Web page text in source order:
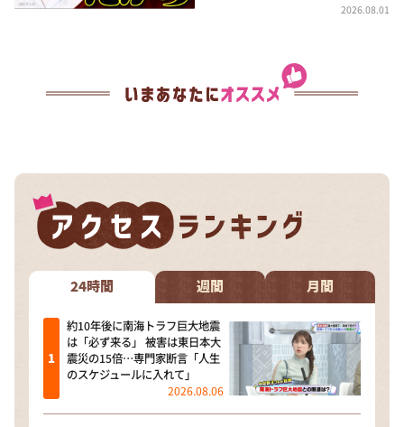
2026.08.01
24時間 週間 月間
約10年後に南海トラフ巨大地震
は「必ず来る」 被害は東日本大
震災の15倍…専門家断言「人生
のスケジュールに入れて」
2026.08.06